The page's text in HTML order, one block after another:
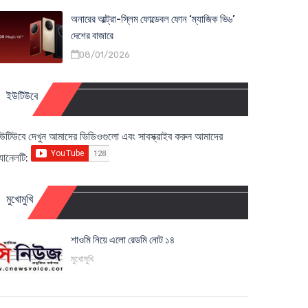
অনারের আল্ট্রা-স্লিম ফোল্ডেবল ফোন ‘ম্যাজিক ভি৬’
দেশের বাজারে
08/01/2026
ইউটিউবে
দেখুন আমাদের ভিডিওগুলো এবং সাবস্ক্রাইব করুন আমাদের
মুখোমুখি
শাওমি নিয়ে এলো রেডমি নোট ১৪
মুখোমুখি